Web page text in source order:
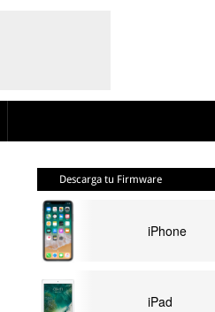
Descarga tu Firmware
iPhone
iPad